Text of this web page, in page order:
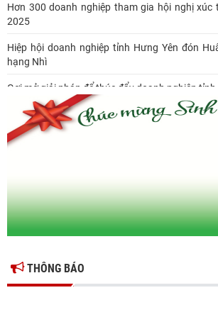
Hơn 300 doanh nghiệp tham gia hội nghị xúc
2025
Hiệp hội doanh nghiệp tỉnh Hưng Yên đón
hạng Nhì
Gợi mở giải pháp để thúc đẩy doanh nghiệp
Ông Đỗ Văn Vẻ là Chủ tịch Hiệp hội Doanh
Hiệp hội doanh nghiệp tỉnh Hưng Yên: Cập
THÔNG BÁO